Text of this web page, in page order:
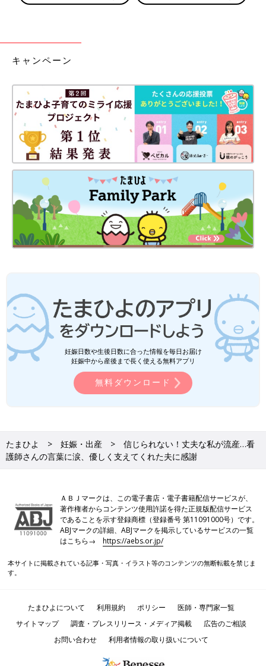
キャンペーン
妊娠日数や生後日数に合った情報を毎日お届け
妊娠中から産後まで長く使える無料アプリ
無料ダウンロード
たまひよ 妊娠・出産
信じられない！丈夫な私が流産…看
護師さんの言葉に涙、優しく支えてくれた夫に感謝
ＡＢＪマークは、この電子書店・電子書籍配信サービスが、
著作権者からコンテンツ使用許諾を得た正規版配信サービス
であることを示す登録商標（登録番号 第11091000号）です。
ABJマークの詳細、ABJマークを掲示しているサービスの一覧
はこちら→https://aebs.or.jp/
本サイトに掲載されている記事・写真・イラスト等のコンテンツの無断転載を禁じま
す。
たまひよについて 利用規約 ポリシー
医師・専門家一覧
サイトマップ
調査・プレスリリース・メディア掲載
広告のご相談
お問い合わせ
利用者情報の取り扱いについて